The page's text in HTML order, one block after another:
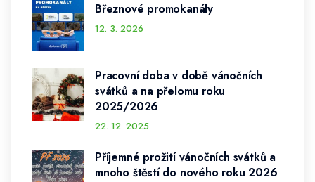
Březnové promokanály
12. 3. 2026
Pracovní doba v době vánočních
svátků a na přelomu roku
2025/2026
22. 12. 2025
Příjemné prožití vánočních svátků a
mnoho štěstí do nového roku 2026